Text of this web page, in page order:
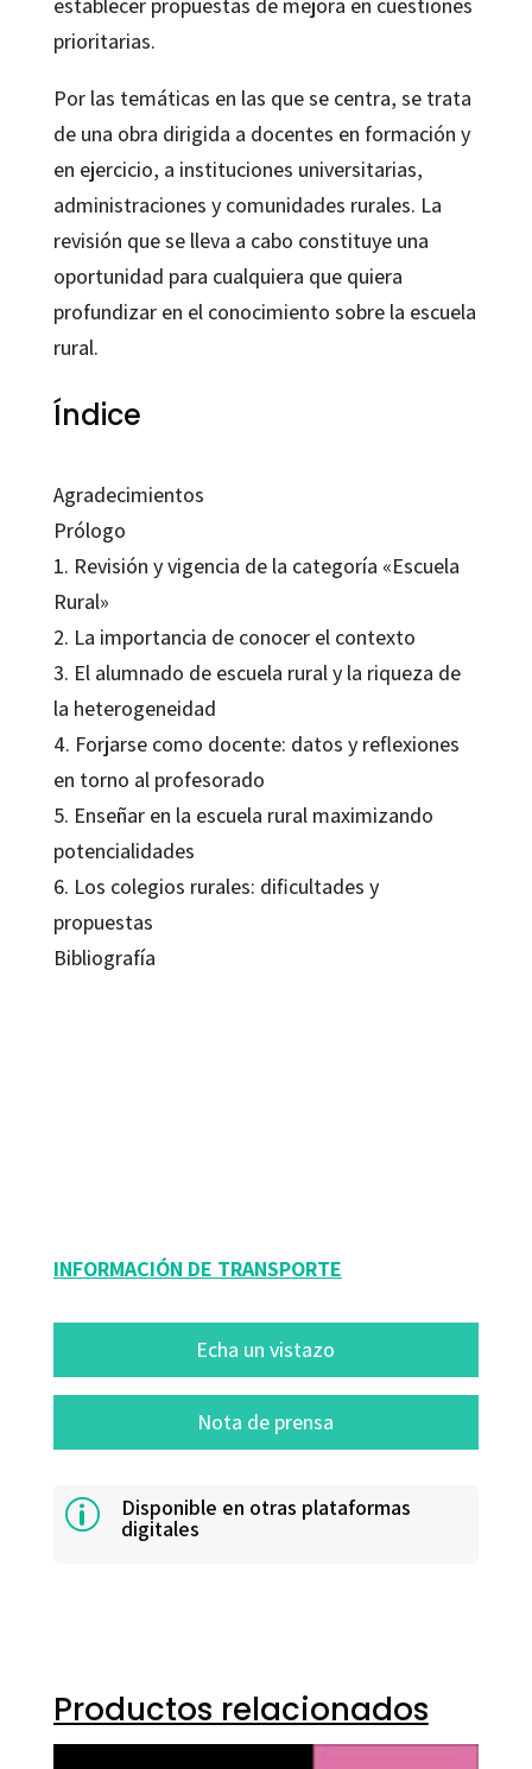
establecer propuestas de mejora en cuestiones
prioritarias.
Por las temáticas en las que se centra, se trata
de una obra dirigida a docentes en formación y
en ejercicio, a instituciones universitarias,
administraciones y comunidades rurales. La
revisión que se lleva a cabo constituye una
oportunidad para cualquiera que quiera
profundizar en el conocimiento sobre la escuela
rural.
Índice
Agradecimientos
Prólogo
1. Revisión y vigencia de la categoría «Escuela
Rural»
2. La importancia de conocer el contexto
3. El alumnado de escuela rural y la riqueza de
la heterogeneidad
4. Forjarse como docente: datos y reflexiones
en torno al profesorado
5. Enseñar en la escuela rural maximizando
potencialidades
6. Los colegios rurales: dificultades y
propuestas
Bibliografía
INFORMACIÓN DE TRANSPORTE
Echa un vistazo
Nota de prensa
p Disponible en otras plataformas
digitales
Productos relacionados